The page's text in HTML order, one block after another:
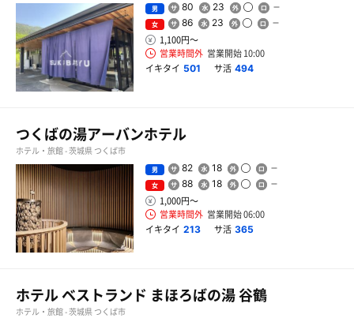
男 80 23
女 86 23
1,100円〜
営業時間外 営業開始 10:00
イキタイ 501 サ活 494
つくばの湯アーバンホテル
ホテル・旅館 - 茨城県 つくば市
男 82 18
女 88 18
1,000円〜
営業時間外 営業開始 06:00
イキタイ 213 サ活 365
ホテル ベストランド まほろばの湯 谷鶴
ホテル・旅館 - 茨城県 つくば市